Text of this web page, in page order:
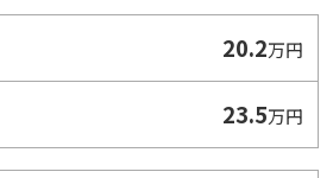
20.2万円
23.5万円